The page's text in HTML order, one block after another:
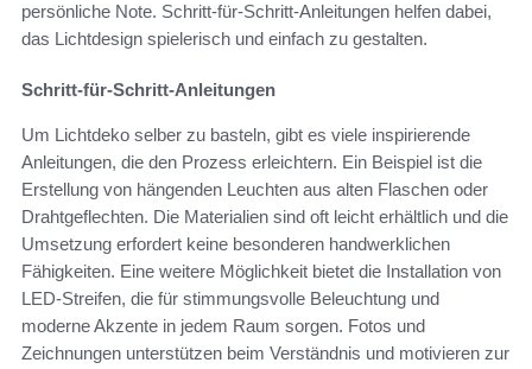
persönliche Note. Schritt-für-Schritt-Anleitungen helfen dabei,
das Lichtdesign spielerisch und einfach zu gestalten.
Schritt-für-Schritt-Anleitungen
Um Lichtdeko selber zu basteln, gibt es viele inspirierende
Anleitungen, die den Prozess erleichtern. Ein Beispiel ist die
Erstellung von hängenden Leuchten aus alten Flaschen oder
Drahtgeflechten. Die Materialien sind oft leicht erhältlich und die
Umsetzung erfordert keine besonderen handwerklichen
Fähigkeiten. Eine weitere Möglichkeit bietet die Installation von
LED-Streifen, die für stimmungsvolle Beleuchtung und
moderne Akzente in jedem Raum sorgen. Fotos und
Zeichnungen unterstützen beim Verständnis und motivieren zur